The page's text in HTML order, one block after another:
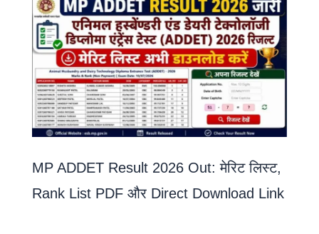
MP ADDET Result 2026 Out: मेरिट लिस्ट,
Rank List PDF और Direct Download Link